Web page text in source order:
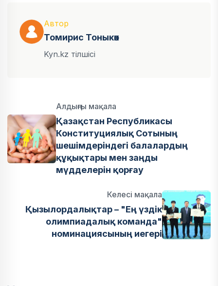
Автор
Томирис Тоныкөк
Kyn.kz тілшісі
Алдыңғы мақала
Қазақстан Республикасы
Конституциялық Сотының
шешімдеріндегі балалардың
құқықтары мен заңды
мүдделерін қорғау
Келесі мақала
Қызылордалықтар – "Ең үздік
олимпиадалық команда"
номинациясының иегері